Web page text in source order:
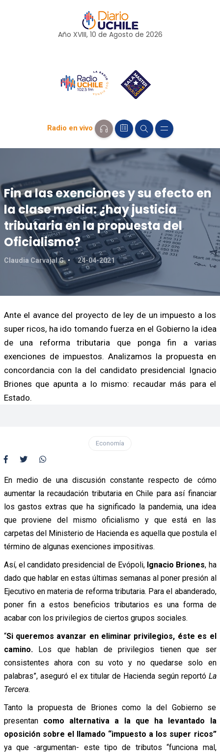
Año XVIII, 10 de Agosto de 2026
Radio en vivo
Fin a las exenciones y su efecto en
la clase media: ¿hay justicia
tributaria en la propuesta del
Oficialismo?
Claudia Carvajal G. 24-04-2021
Ante el avance del proyecto de ley de un impuesto a los
super ricos, ha ido tomando fuerza en el Gobierno la idea
de una reforma tributaria que ponga fin a varias
exenciones de impuestos. Analizamos la propuesta en
concordancia con la del candidato presidencial Ignacio
Briones que apunta a lo mismo: recaudar más para el
Estado.
Economía
En medio de una discusión constante respecto de cómo
aumentar la recaudación tributaria en Chile para así financiar
los gastos extras que ha significado la pandemia, una idea
que proviene del mismo oficialismo y que está en las
carpetas del Ministerio de Hacienda es aquella que postula el
término de algunas exenciones impositivas.
Así, el candidato presidencial de Evópoli, Ignacio Briones, ha
dado que hablar en estas últimas semanas al poner presión al
Ejecutivo en materia de reforma tributaria. Para el abanderado,
poner fin a estos beneficios tributarios es una forma de
acabar con los privilegios de ciertos grupos sociales.
“Si queremos avanzar en eliminar privilegios, éste es el
camino. Los que hablan de privilegios tienen que ser
consistentes ahora con su voto y no quedarse solo en
palabras”, aseguró el ex titular de Hacienda según reportó La
Tercera.
Tanto la propuesta de Briones como la del Gobierno se
presentan como alternativa a la que ha levantado la
oposición sobre el llamado “impuesto a los super ricos”
ya que -argumentan- este tipo de tributos “funciona mal,